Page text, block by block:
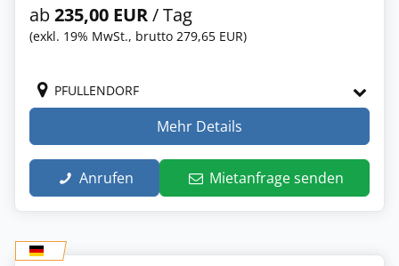
ab235,00 EUR/ Tag
(exkl. 19% MwSt., brutto 279,65 EUR)
PFULLENDORF
Mehr Details
Anrufen Mietanfrage senden